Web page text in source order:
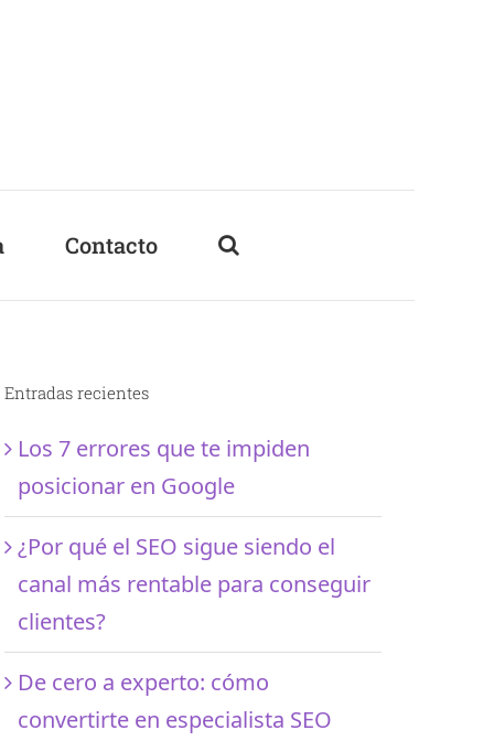
Contacto
Entradas recientes
Los 7 errores que te impiden
posicionar en Google
¿Por qué el SEO sigue siendo el
canal más rentable para conseguir
clientes?
De cero a experto: cómo
convertirte en especialista SEO